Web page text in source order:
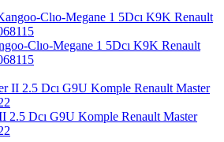
Clıo-Megane 1 5Dcı K9K Renault
2.5 Dcı G9U Komple Renault Master